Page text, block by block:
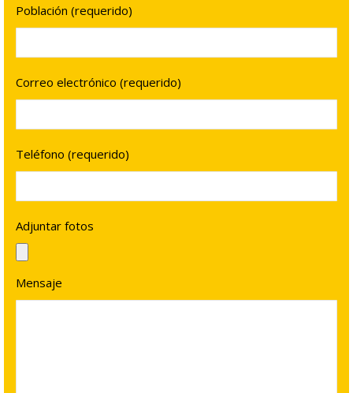
Población (requerido)
Correo electrónico (requerido)
Teléfono (requerido)
Adjuntar fotos
Mensaje